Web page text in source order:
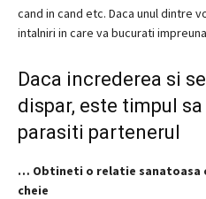
cand in cand etc. Daca unul dintre
intalniri in care va bucurati
Daca increderea si
dispar, este timpul
parasiti partenerul
… Obtineti o relatie sanatoasa
cheie